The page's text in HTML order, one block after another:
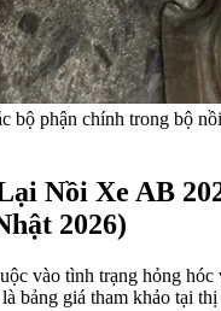
bộ phận chính trong bộ
Nồi Xe AB
2026)
vào tình trạng hỏng hóc
bảng giá tham khảo tại